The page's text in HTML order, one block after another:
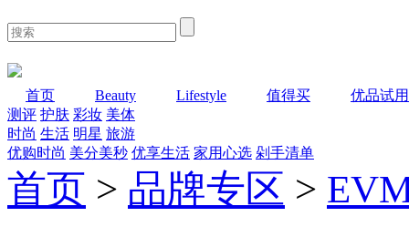
首页 Beauty Lifestyle 值得买
优品试用
测评 护肤 彩妆 美体
时尚 生活 明星 旅游
优购时尚 美分美秒 优享生活 家用心选 剁手清单
首页 > 品牌专区 >